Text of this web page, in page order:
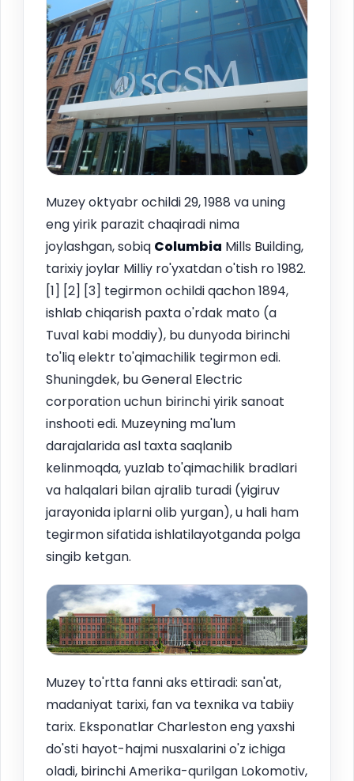
Muzey oktyabr ochildi 29, 1988 va uning
eng yirik parazit chaqiradi nima
joylashgan, sobiq Columbia Mills Building,
tarixiy joylar Milliy ro'yxatdan o'tish ro 1982.
[1] [2] [3] tegirmon ochildi qachon 1894,
ishlab chiqarish paxta o'rdak mato (a
Tuval kabi moddiy), bu dunyoda birinchi
to'liq elektr to'qimachilik tegirmon edi.
Shuningdek, bu General Electric
corporation uchun birinchi yirik sanoat
inshooti edi. Muzeyning ma'lum
darajalarida asl taxta saqlanib
kelinmoqda, yuzlab to'qimachilik bradlari
va halqalari bilan ajralib turadi (yigiruv
jarayonida iplarni olib yurgan), u hali ham
tegirmon sifatida ishlatilayotganda polga
singib ketgan.
Muzey to'rtta fanni aks ettiradi: san'at,
madaniyat tarixi, fan va texnika va tabiiy
tarix. Eksponatlar Charleston eng yaxshi
do'sti hayot-hajmi nusxalarini o'z ichiga
oladi, birinchi Amerika-qurilgan Lokomotiv,